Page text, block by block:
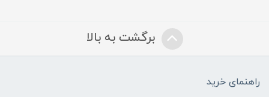
برگشت به بالا
راهنمای خرید